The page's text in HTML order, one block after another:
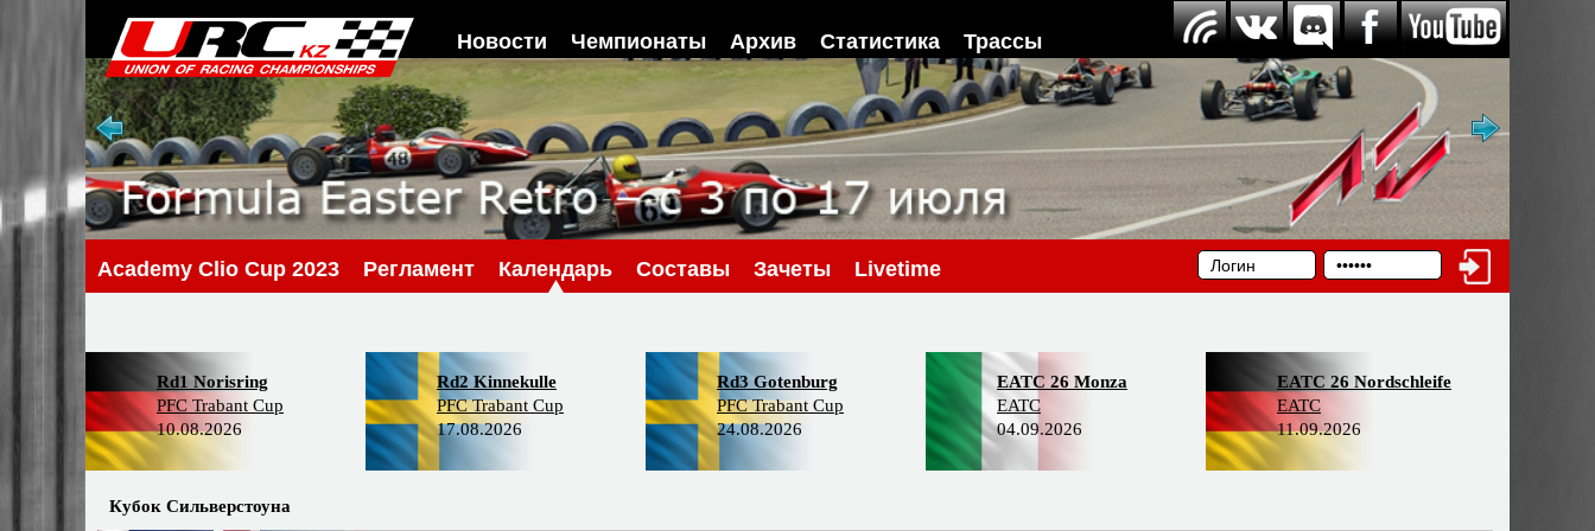
Новости Чемпионаты Архив Статистика Трассы
Academy Clio Cup 2023 Регламент Календарь Составы Зачеты Livetime
Rd1 Norisring
PFC Trabant Cup
10.08.2026
Rd2 Kinnekulle
PFC Trabant Cup
17.08.2026
Rd3 Gotenburg
PFC Trabant Cup
24.08.2026
EATC 26 Monza
EATC
04.09.2026
EATC 26 Nordschleife
EATC
11.09.2026
Кубок Сильверстоуна